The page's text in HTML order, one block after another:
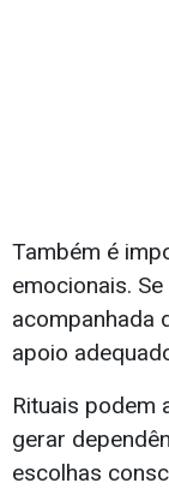
Também é
emocionais.
acompanhada
apoio
Rituais podem
gerar
escolhas